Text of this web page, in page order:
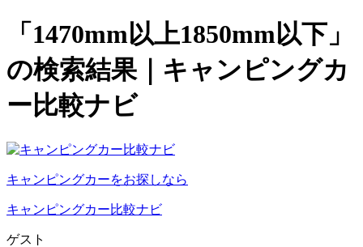
「1470mm以上1850mm以下」
の検索結果｜キャンピングカ
ー比較ナビ
キャンピングカーをお探しなら
キャンピングカー比較ナビ
ゲスト